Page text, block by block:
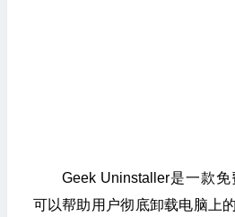
Geek Uninstaller是一款
可以帮助用户彻底卸载电脑上